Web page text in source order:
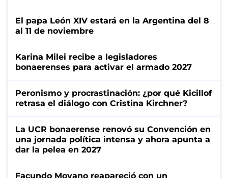
El papa León XIV estará en la Argentina del 8
al 11 de noviembre
Karina Milei recibe a legisladores
bonaerenses para activar el armado 2027
Peronismo y procrastinación: ¿por qué Kicillof
retrasa el diálogo con Cristina Kirchner?
La UCR bonaerense renovó su Convención en
una jornada política intensa y ahora apunta a
dar la pelea en 2027
Facundo Moyano reapareció con un